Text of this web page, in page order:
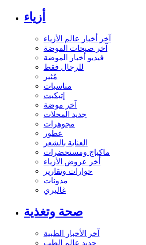
أزياء
آخر أخبار عالم الأزياء
آخر صيحات الموضة
فيديو أخبار الموضة
للرجال فقط
مُثير
مناسبات
إتيكيت
آخر موضة
جديد المحلات
مجوهرات
عطور
العناية بالشعر
ماكياج ومستحضرات
أخر عروض الأزياء
حوارات وتقارير
مدونات
غاليري
صحة وتغذية
آخر الأخبار الطبية
جديد عالم الطب